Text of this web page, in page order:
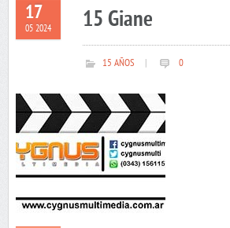
17
05 2024 15 Giane
15 AÑOS 0